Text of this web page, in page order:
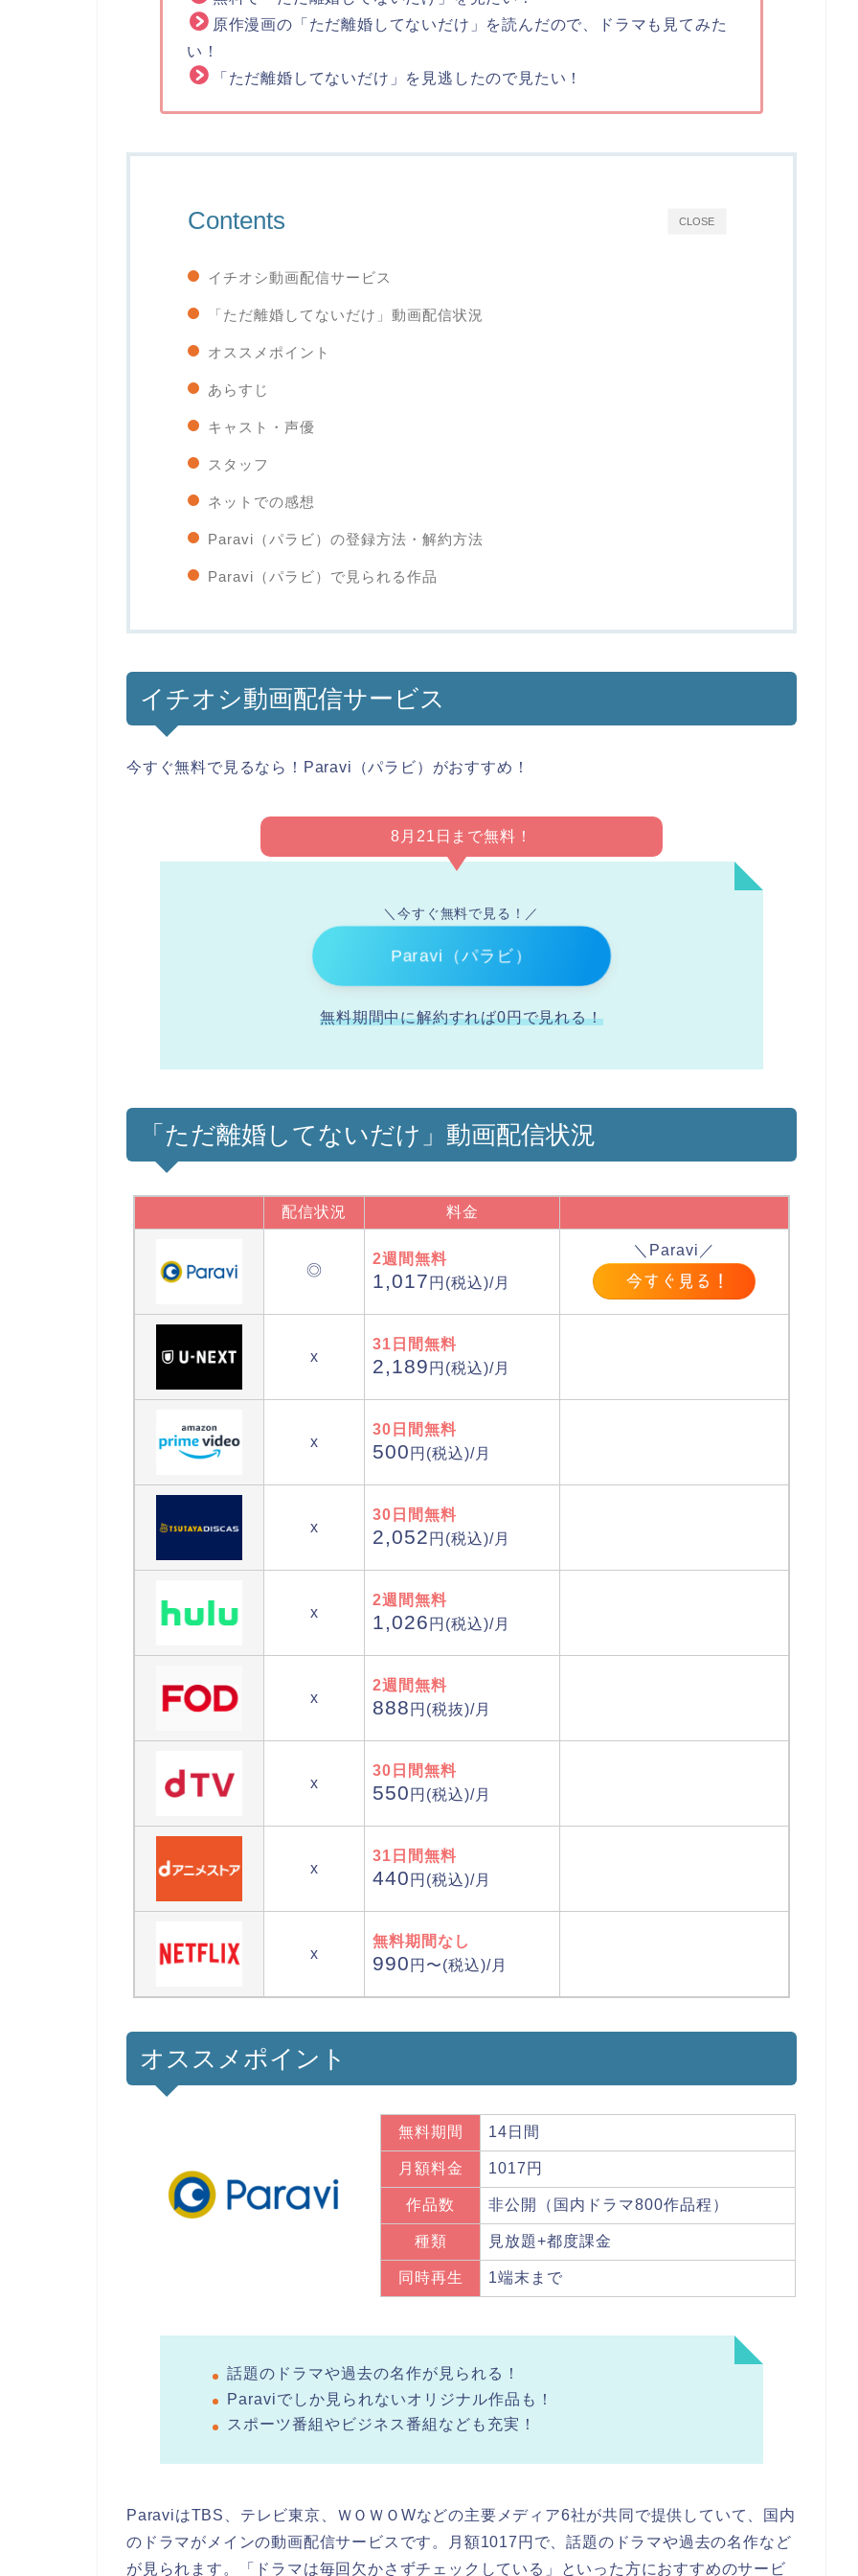
原作漫画の「ただ離婚してないだけ」を読んだので、ドラマも見てみた
い！
「ただ離婚してないだけ」を見逃したので見たい！
CLOSE
Contents
イチオシ動画配信サービス
「ただ離婚してないだけ」動画配信状況
オススメポイント
あらすじ
キャスト・声優
スタッフ
ネットでの感想
Paravi（パラビ）の登録方法・解約方法
Paravi（パラビ）で見られる作品
イチオシ動画配信サービス
今すぐ無料で見るなら！Paravi（パラビ）がおすすめ！
8月21日まで無料！
＼今すぐ無料で見る！／
Paravi（パラビ）
無料期間中に解約すれば0円で見れる！
「ただ離婚してないだけ」動画配信状況
配信状況 料金
◎
2週間無料
1,017 円(税込)/月
＼Paravi／
x
31日間無料
2,189 円(税込)/月
x
30日間無料
500 円(税込)/月
x
30日間無料
2,052 円(税込)/月
x
2週間無料
1,026 円(税込)/月
x
2週間無料
888 円(税抜)/月
x
30日間無料
550 円(税込)/月
x
31日間無料
440 円(税込)/月
x
無料期間なし
990 円〜(税込)/月
オススメポイント
無料期間 14日間
月額料金 1017円
作品数 非公開（国内ドラマ800作品程）
種類 見放題+都度課金
同時再生 1端末まで
話題のドラマや過去の名作が見られる！
Paraviでしか見られないオリジナル作品も！
スポーツ番組やビジネス番組なども充実！
ParaviはTBS、テレビ東京、ＷＯＷＯWなどの主要メディア6社が共同で提供していて、国内
のドラマがメインの動画配信サービスです。月額1017円で、話題のドラマや過去の名作など
が見られます。「ドラマは毎回欠かさずチェックしている」といった方におすすめのサービ